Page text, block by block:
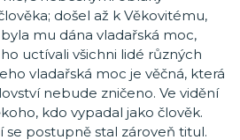
došel až k Věkovitému,
mu dána vladařská moc,
uctívali všichni lidé různých
vladařská moc je věčná, která
nebude zničeno. Ve vidění
kdo vypadal jako člověk.
postupně stal zároveň titul.